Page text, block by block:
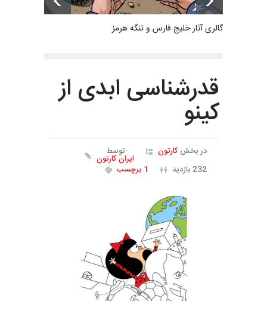
گالری آثار خلیج فارس و تنگه هرمز
قدرشناسی ابدی از
کینو
در بخشکارتون توسط
ایران کارتون
232 بازدید
1 برچسب